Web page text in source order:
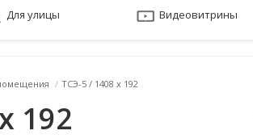
Для улицы Видеовитрины
/ ТСЭ-5 / 1408 x 192
192